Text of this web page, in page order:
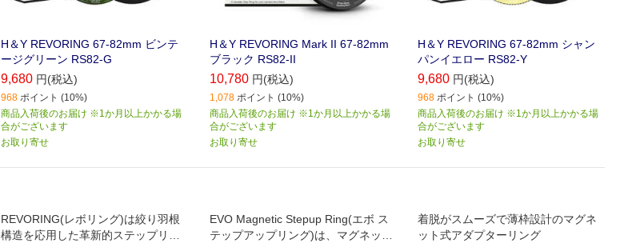
H＆Y REVORING 67-82mm ビンテ
ージグリーン RS82-G
9,680 円(税込)
968 ポイント (10%)
商品入荷後のお届け ※1か月以上かかる場
合がございます
お取り寄せ
H＆Y REVORING Mark II 67-82mm
ブラック RS82-II
10,780 円(税込)
1,078 ポイント (10%)
商品入荷後のお届け ※1か月以上かかる場
合がございます
お取り寄せ
H＆Y REVORING 67-82mm シャン
パンイエロー RS82-Y
9,680 円(税込)
968 ポイント (10%)
商品入荷後のお届け ※1か月以上かかる場
合がございます
お取り寄せ
REVORING(レボリング)は絞り羽根
構造を応用した革新的ステップリン
EVO Magnetic Stepup Ring(エボ ス
テップアップリング)は、マグネット
着脱がスムーズで薄枠設計のマグネ
ット式アダプターリング